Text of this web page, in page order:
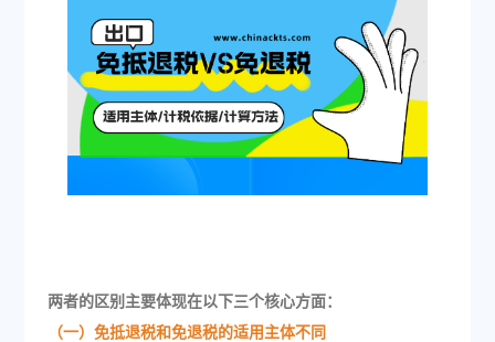
两者的区别主要体现在以下三个核心方面：
（一）免抵退税和免退税的适用主体不同